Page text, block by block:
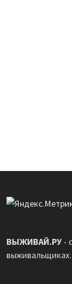
ВЫЖИВАЙ.РУ-
выживальщиках.